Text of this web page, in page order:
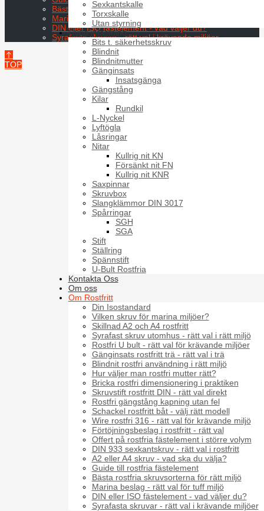
Sexkantskalle
Torxskalle
Utan styrning
Övrig infästning
Bits t. säkerhetsskruv
Blindnit
Blindnitmutter
Gänginsats
Insatsgänga
Gängstång
Kilar
Rundkil
L-Nyckel
Lyftögla
Låsringar
Nitar
Kullrig nit KN
Försänkt nit FN
Kullrig nit KNR
Saxpinnar
Skruvbox
Slangklämmor DIN 3017
Spårringar
SGH
SGA
Stift
Ställring
Spännstift
U-Bult Rostfria
Kontakta Oss
Om oss
Om Rostfritt
Din Isostandard
Vilken skruv för marina miljöer?
Skillnad A2 och A4 rostfritt
Syrafast skruv utomhus - rätt val i rätt miljö
Rostfri U bult - rätt val för krävande miljöer
Gänginsats rostfritt trä - rätt val i trä
Blindnit rostfri användning i rätt miljö
Hur väljer man rostfri mutter rätt?
Bricka rostfri dimensionering i praktiken
Skruvstift rostfritt DIN - rätt val direkt
Rostfri gängstång kapning utan fel
Schackel rostfritt båt - välj rätt modell
Wire rostfri 316 - rätt val för krävande miljö
Förtöjningsbeslag i rostfritt - rätt val
Offert på rostfria fästelement i större volym
DIN 933 sexkantskruv - rätt val i rostfritt
A2 eller A4 skruv - vad ska du välja?
Guide till rostfria fästelement
Bästa rostfria skruvsorterna för rätt miljö
Marina beslag - rätt val för tuff miljö
DIN eller ISO fästelement - vad väljer du?
Syrafasta skruvar - rätt val i krävande miljöer
Bästa rostfria skruvsorterna för rätt miljö
Marina beslag - rätt val för tuff miljö
DIN eller ISO fästelement - vad väljer du?
Syrafasta skruvar - rätt val i krävande miljöer
TOP